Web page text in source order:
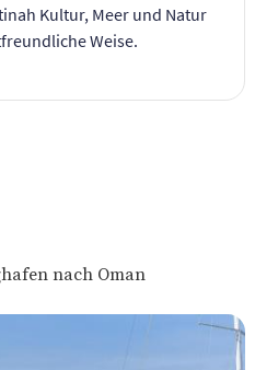
Kultur, Meer und Natur
Weise.
nach Oman